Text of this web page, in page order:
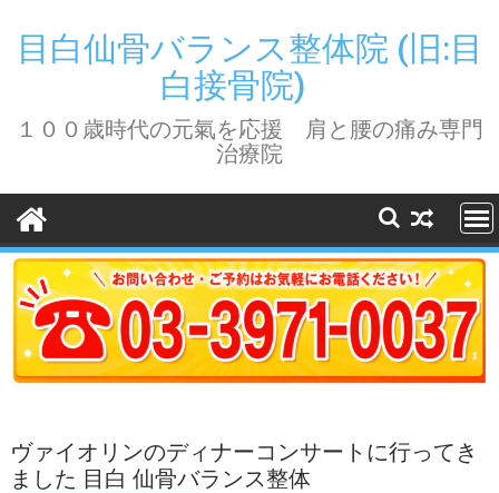
content
目白仙骨バランス整体院 (旧:目
白接骨院)
１００歳時代の元氣を応援 肩と腰の痛み専門
治療院
ヴァイオリンのディナーコンサートに行ってき
ました 目白 仙骨バランス整体